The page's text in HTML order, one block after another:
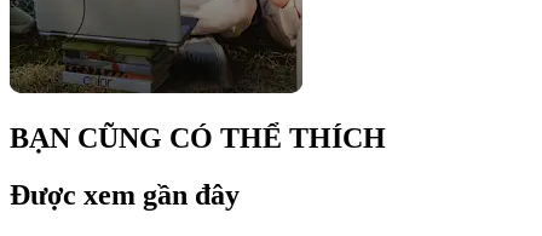
BẠN CŨNG CÓ THỂ THÍCH
Được xem gần đây